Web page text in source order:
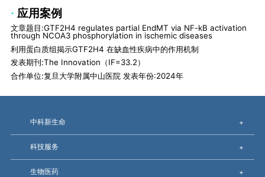
· 应用案例
文章题目:GTF2H4 regulates partial EndMT via NF-kB activation
through NCOA3 phosphorylation in ischemic diseases
利用蛋白质组揭示GTF2H4 在缺血性疾病中的作用机制
发表期刊:The Innovation（IF=33.2）
合作单位:复旦大学附属中山医院 发表年份:2024年
中科新生命 +
科技服务 +
生物医药 +